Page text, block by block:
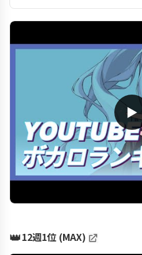
▶
👑12週1位 (MAX)